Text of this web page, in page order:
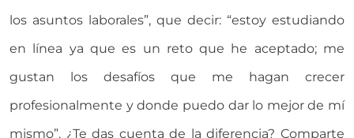
los asuntos laborales”, que decir: “estoy estudiando
en línea ya que es un reto que he aceptado; me
gustan los desafíos que me hagan crecer
profesionalmente y donde puedo dar lo mejor de mí
mismo”. ¿Te das cuenta de la diferencia? Comparte